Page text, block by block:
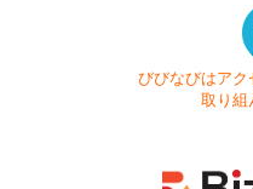
びびなびはアク
取り組